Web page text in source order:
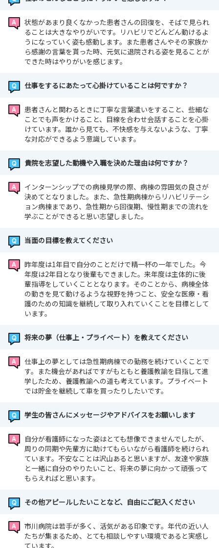
状態があまり良くなかった患者さんの回復を、そばで見られ
ることは大きなやりがいです。リハビリでどんどん動けるよ
うになっていく姿も感動します。また患者さんやその家族か
ら感謝の言葉を貰った時、元気に退院される姿を見ることが
できた時はやりがいを感じます。
仕事をするにあたって心掛けていることは何ですか？
患者さんと関わるときに丁寧な言葉遣いをすること、些細な
ことでも声をかけること、目線を合わせ会話することを心掛
けています。誰から見ても、不快感を与えないような、丁寧
な対応ができるよう意識しています。
貴院を志望した動機や入職を決めた理由は何ですか？
インターンシップでの病棟見学の際、病棟の雰囲気の良さが
決めてとなりました。また、急性期病棟からリハビリテーシ
ョン病棟まであり、急性期から回復期、慢性期までの流れを
学ぶことができると思い志望しました。
当面の目標を教えてください
昨年度は1年目で自分のことだけで精一杯の一年でした。今
年度は2年目となり後輩もできました。来年度は主体的に後
輩指導をしていくこととなります。そのことから、病棟全体
の動きを見て動けるような視野を持つこと、安全な医療・看
護のための知識を継続して取り入れていくことを目標として
います。
将来の夢（仕事上・プライベート）を教えてください
仕事上の夢としては急性期病棟での勤務を続けていくことで
す。また機会があればですがもともと養護教諭を目指して進
学したため、養護教諭への道も考えています。プライベート
では貯金を継続して車を買ったりしたいです。
学生の皆さんにメッセージやアドバイスをお願いします
自分が看護師になった姿はとても想像できませんでしたが、
周りの同期や先輩方に助けてもらいながら看護師を続けられ
ています。不安なことは沢山あると思いますが、友達や家族
と一緒に自分のやりたいこと、将来の夢に向かって頑張って
もらえればと思います。
その他アピールしたいことなど、自由にご記入ください
市川病院は若手が多く、活気がある印象です。年代の近い人
たちが集まるため、とても相談しやすい環境であると実感し
ています。